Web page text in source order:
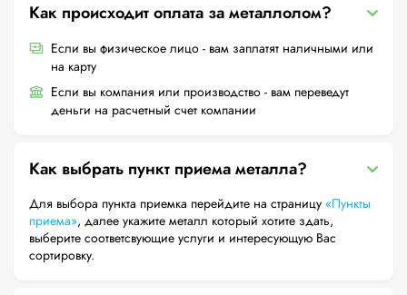
Как происходит оплата за металлолом?
Если вы физическое лицо - вам заплатят наличными или
на карту
Если вы компания или производство - вам переведут
деньги на расчетный счет компании
Как выбрать пункт приема металла?
Для выбора пункта приемка перейдите на страницу «Пункты
приема», далее укажите металл который хотите здать,
выберите соответсвующие услуги и интересующую Вас
сортировку.